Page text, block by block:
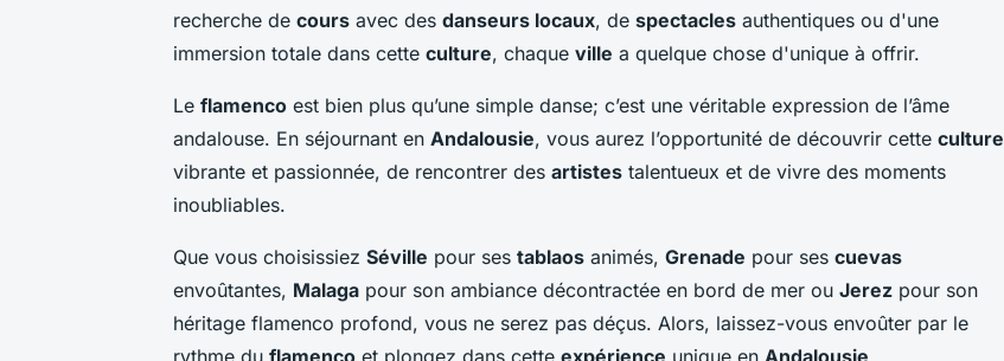
recherche de cours avec des danseurs locaux, de spectacles authentiques ou d'une
immersion totale dans cette culture, chaque ville a quelque chose d'unique à offrir.
Le flamenco est bien plus qu’une simple danse; c’est une véritable expression de l’âme
andalouse. En séjournant en Andalousie, vous aurez l’opportunité de découvrir cette culture
vibrante et passionnée, de rencontrer des artistes talentueux et de vivre des moments
inoubliables.
Que vous choisissiez Séville pour ses tablaos animés, Grenade pour ses cuevas
envoûtantes, Malaga pour son ambiance décontractée en bord de mer ou Jerez pour son
héritage flamenco profond, vous ne serez pas déçus. Alors, laissez-vous envoûter par le
rythme du flamenco et plongez dans cette expérience unique en Andalousie